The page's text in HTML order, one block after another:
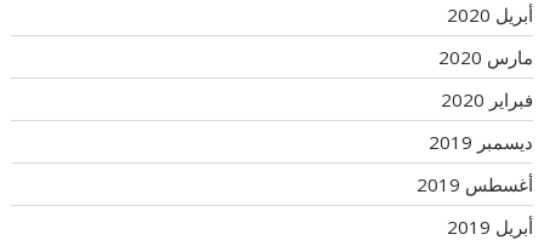
أبريل 2020
مارس 2020
فبراير 2020
ديسمبر 2019
أغسطس 2019
أبريل 2019